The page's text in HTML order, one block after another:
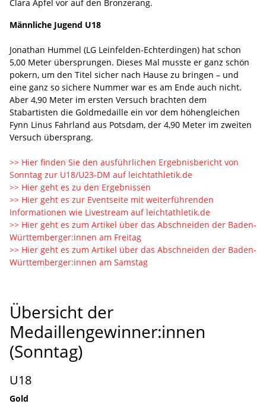
Clara Apfel vor auf den Bronzerang.
Männliche Jugend U18
Jonathan Hummel (LG Leinfelden-Echterdingen) hat schon
5,00 Meter übersprungen. Dieses Mal musste er ganz schön
pokern, um den Titel sicher nach Hause zu bringen – und
eine ganz so sichere Nummer war es am Ende auch nicht.
Aber 4,90 Meter im ersten Versuch brachten dem
Stabartisten die Goldmedaille ein vor dem höhengleichen
Fynn Linus Fahrland aus Potsdam, der 4,90 Meter im zweiten
Versuch übersprang.
>> Hier finden Sie den ausführlichen Ergebnisbericht von
Sonntag zur U18/U23-DM auf leichtathletik.de
>> Hier geht es zu den Ergebnissen
>> Hier geht es zur Eventseite mit weiterführenden
Informationen wie Livestream auf leichtathletik.de
>> Hier geht es zum Artikel über das Abschneiden der Baden-
Württemberger:innen am Freitag
>> Hier geht es zum Artikel über das Abschneiden der Baden-
Württemberger:innen am Samstag
Übersicht der
Medaillengewinner:innen
(Sonntag)
U18
Gold